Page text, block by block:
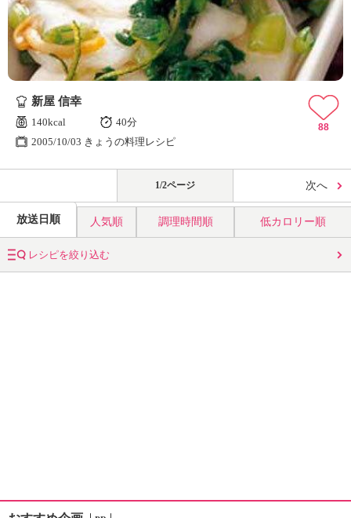
新屋 信幸
140kcal
40分
2005/10/03 きょうの料理レシピ
88
1/2ページ 次へ
放送日順 人気順 調理時間順 低カロリー順
レシピを絞り込む